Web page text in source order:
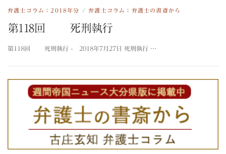
弁護士コラム：2018年分 /弁護士コラム：弁護士の書斎から
第118回 死刑執行
第118回 死刑執行 - 2018年7月27日 死刑執行 …